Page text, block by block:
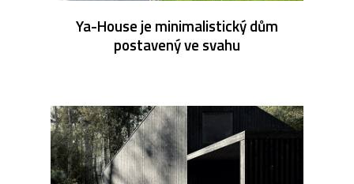
Ya-House je minimalistický dům
postavený ve svahu